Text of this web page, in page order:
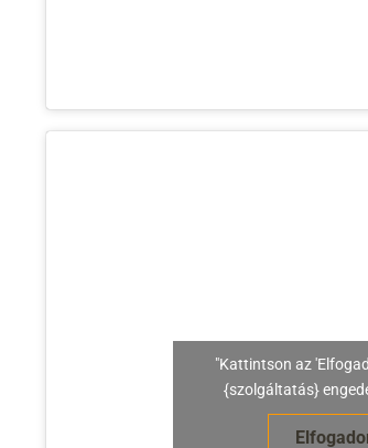
"Kattintson az
{szolgáltatás}